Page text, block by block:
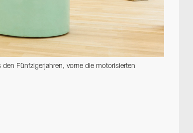
Fünfzigerjahren, vorne die motorisierten